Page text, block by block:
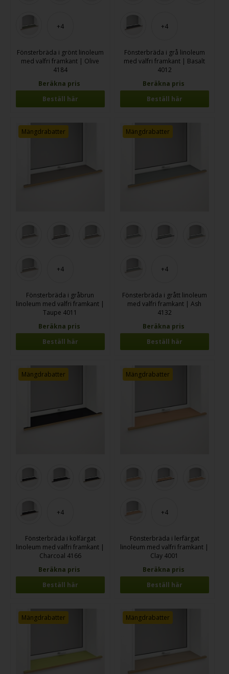
+4
Fönsterbräda i grönt linoleum
med valfri framkant | Olive
4184
Beräkna pris
Beställ här
+4
Fönsterbräda i grå linoleum
med valfri framkant | Basalt
4012
Beräkna pris
Beställ här
Mängdrabatter
+4
Fönsterbräda i gråbrun
linoleum med valfri framkant |
Taupe 4011
Beräkna pris
Beställ här
Mängdrabatter
+4
Fönsterbräda i grått linoleum
med valfri framkant | Ash
4132
Beräkna pris
Beställ här
Mängdrabatter
+4
Fönsterbräda i kolfärgat
linoleum med valfri framkant |
Charcoal 4166
Beräkna pris
Beställ här
Mängdrabatter
+4
Fönsterbräda i lerfärgat
linoleum med valfri framkant |
Clay 4001
Beräkna pris
Beställ här
Mängdrabatter Mängdrabatter